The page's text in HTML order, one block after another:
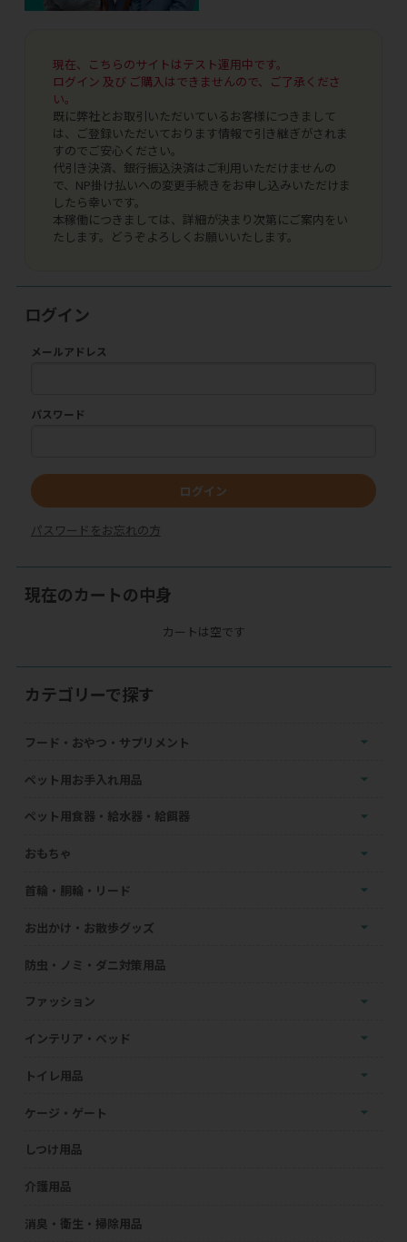
現在、こちらのサイトはテスト運用中です。
ログイン 及び ご購入はできませんので、ご了承くださ
い。
既に弊社とお取引いただいているお客様につきまして
は、ご登録いただいております情報で引き継ぎがされま
すのでご安心ください。
代引き決済、銀行振込決済はご利用いただけませんの
で、NP掛け払いへの変更手続きをお申し込みいただけま
したら幸いです。
本稼働につきましては、詳細が決まり次第にご案内をい
たします。どうぞよろしくお願いいたします。
ログイン
メールアドレス
パスワード
ログイン
パスワードをお忘れの方
現在のカートの中身
カートは空です
カテゴリーで探す
フード・おやつ・サプリメント
ペット用お手入れ用品
ペット用食器・給水器・給餌器
おもちゃ
首輪・胴輪・リード
お出かけ・お散歩グッズ
防虫・ノミ・ダニ対策用品
ファッション
インテリア・ベッド
トイレ用品
ケージ・ゲート
しつけ用品
介護用品
消臭・衛生・掃除用品